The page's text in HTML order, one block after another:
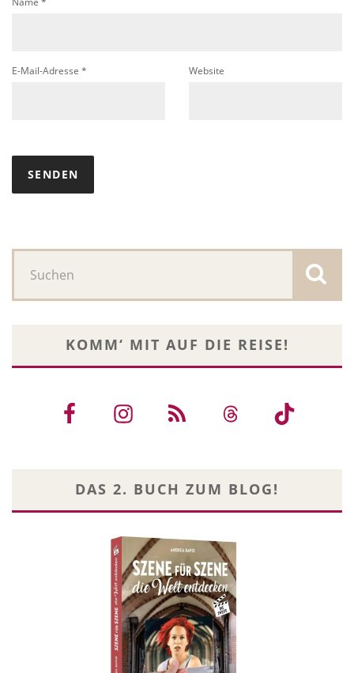
E-Mail-Adresse * Website
KOMM‘ MIT AUF DIE REISE!
DAS 2. BUCH ZUM BLOG!